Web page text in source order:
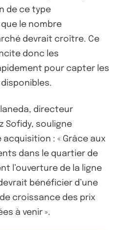
de ce type
le nombre
devrait croître. Ce
donc les
pour capter les
directeur
Sofidy, souligne
: « Grâce aux
dans le quartier de
l’ouverture de la ligne
bénéficier d’une
croissance des prix
à venir ».